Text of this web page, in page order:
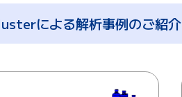
による解析事例のご紹介